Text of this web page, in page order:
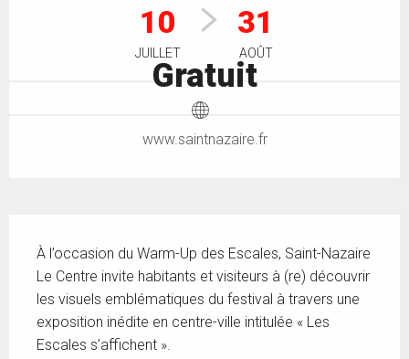
10
JUILLET
31
AOÛT
Gratuit
www.saintnazaire.fr
À l’occasion du Warm-Up des Escales, Saint-Nazaire
Le Centre invite habitants et visiteurs à (re) découvrir
les visuels emblématiques du festival à travers une
exposition inédite en centre-ville intitulée « Les
Escales s’affichent ».